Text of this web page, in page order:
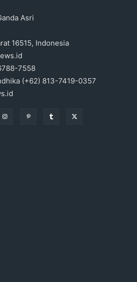
Asri
16515, Indonesia
7558
(+62) 813-7419-0357